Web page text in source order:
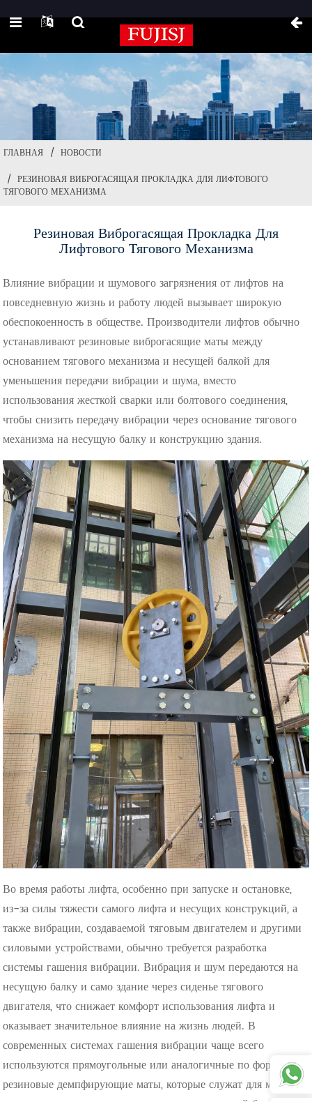
ГЛАВНАЯ
НОВОСТИ
РЕЗИНОВАЯ ВИБРОГАСЯЩАЯ ПРОКЛАДКА ДЛЯ ЛИФТОВОГО
ТЯГОВОГО МЕХАНИЗМА
Резиновая Виброгасящая Прокладка Для
Лифтового Тягового Механизма
Влияние вибрации и шумового загрязнения от лифтов на
повседневную жизнь и работу людей вызывает широкую
обеспокоенность в обществе. Производители лифтов обычно
устанавливают резиновые виброгасящие маты между
основанием тягового механизма и несущей балкой для
уменьшения передачи вибрации и шума, вместо
использования жесткой сварки или болтового соединения,
чтобы снизить передачу вибрации через основание тягового
механизма на несущую балку и конструкцию здания.
Во время работы лифта, особенно при запуске и остановке,
из-за силы тяжести самого лифта и несущих конструкций, а
также вибрации, создаваемой тяговым двигателем и другими
силовыми устройствами, обычно требуется разработка
системы гашения вибрации. Вибрация и шум передаются на
несущую балку и само здание через сиденье тягового
двигателя, что снижает комфорт использования лифта и
оказывает значительное влияние на жизнь людей. В
современных системах гашения вибрации чаще всего
используются прямоугольные или аналогичные по форме
резиновые демпфирующие маты, которые служат для мягкого